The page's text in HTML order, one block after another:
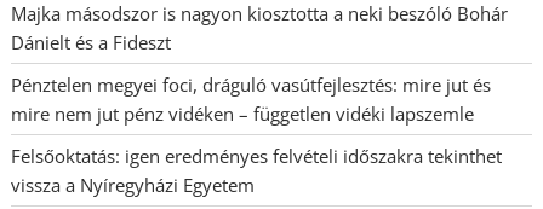
Majka másodszor is nagyon kiosztotta a neki beszóló Bohár
Dánielt és a Fideszt
Pénztelen megyei foci, dráguló vasútfejlesztés: mire jut és
mire nem jut pénz vidéken – független vidéki lapszemle
Felsőoktatás: igen eredményes felvételi időszakra tekinthet
vissza a Nyíregyházi Egyetem